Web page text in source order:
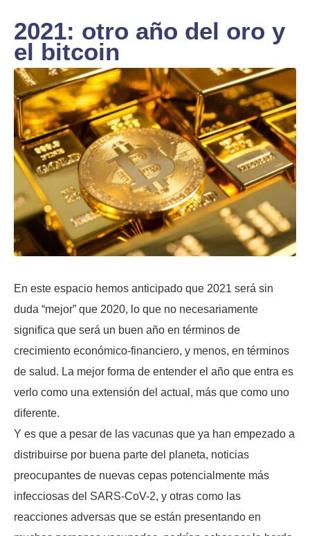
2021: otro año del oro y
el bitcoin
En este espacio hemos anticipado que 2021 será sin
duda “mejor” que 2020, lo que no necesariamente
significa que será un buen año en términos de
crecimiento económico-financiero, y menos, en términos
de salud. La mejor forma de entender el año que entra es
verlo como una extensión del actual, más que como uno
diferente.
Y es que a pesar de las vacunas que ya han empezado a
distribuirse por buena parte del planeta, noticias
preocupantes de nuevas cepas potencialmente más
infecciosas del SARS-CoV-2, y otras como las
reacciones adversas que se están presentando en